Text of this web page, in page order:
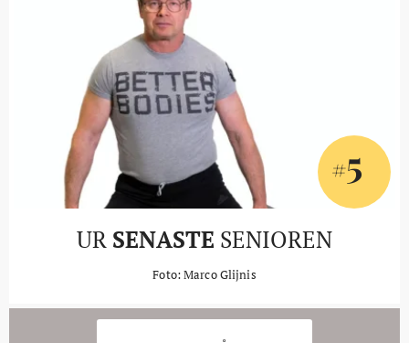
#5
UR SENASTE SENIOREN
Foto: Marco Glijnis